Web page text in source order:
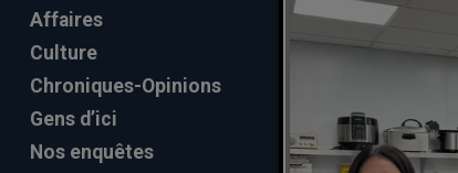
Affaires
Culture
Chroniques-Opinions
Gens d’ici
Nos enquêtes